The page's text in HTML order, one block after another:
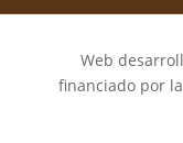
Web
financiado por